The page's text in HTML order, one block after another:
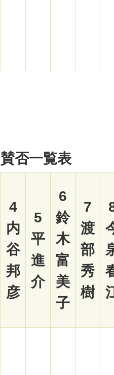
否一覧表
4
内
谷
邦
彦
5
平
進
介
6
鈴
木
富
美
子
7
渡
部
秀
樹